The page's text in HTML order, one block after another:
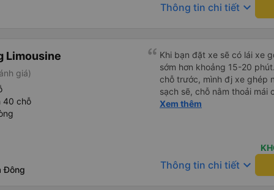
Thông tin chi tiết keyboard_arrow_down
Limousine
giá)
40 chỗ
Đông
Khi bạn đặt xe sẽ có lái xe
sớm hơn khoảng 15-20
chỗ trước, mình đj xe ghép
sạch sẽ, chỗ nằm thoải mái
người thì hơi vướng víu xíu
chuyện điện thoại khá là to
dậy sương sương khoảng
béo nên dễ ngủ tỉnh là ngủ
màn nhựa ngăn cách
Xem thêm
Thông tin chi tiết keyboard_arrow_down